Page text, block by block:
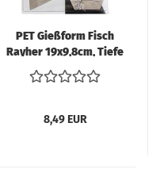
PET Gießform Fisch
Rayher 19x9,8cm, Tiefe
4cm
8,49 EUR